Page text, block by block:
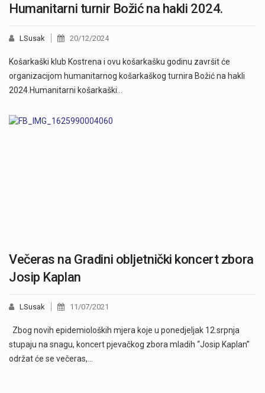
Humanitarni turnir Božić na hakli 2024.
LSusak 20/12/2024
Košarkaški klub Kostrena i ovu košarkašku godinu završit će
organizacijom humanitarnog košarkaškog turnira Božić na hakli
2024.Humanitarni košarkaški…
Večeras na Gradini obljetnički koncert zbora
Josip Kaplan
LSusak 11/07/2021
Zbog novih epidemioloških mjera koje u ponedjeljak 12.srpnja
stupaju na snagu, koncert pjevačkog zbora mladih “Josip Kaplan”
održat će se večeras,…